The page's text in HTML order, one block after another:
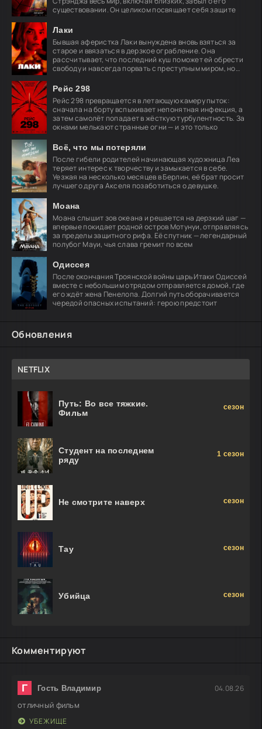
существовании. Он целиком посвящает себя защите
Лаки
Бывшая аферистка Лаки вынуждена вновь взяться за
старое и ввязаться в дерзкое ограбление. Она
рассчитывает, что последний куш поможет ей обрести
свободу и навсегда порвать с преступным миром, но
Рейс 298
Рейс 298 превращается в летающую камеру пыток:
сначала на борту вспыхивает непонятная инфекция, а
затем самолёт попадает в жёсткую турбулентность. За
окнами мелькают странные огни — и это только
Всё, что мы потеряли
После гибели родителей начинающая художница Леа
теряет интерес к творчеству и замыкается в себе.
Уезжая на несколько месяцев в Берлин, её брат просит
лучшего друга Акселя позаботиться о девушке.
Моана
Моана слышит зов океана и решается на дерзкий шаг —
впервые покидает родной остров Мотунуи, отправляясь
за пределы защитного рифа. Её спутник — легендарный
полубог Мауи, чья слава гремит по всем
Одиссея
После окончания Троянской войны царь Итаки Одиссей
вместе с небольшим отрядом отправляется домой, где
его ждёт жена Пенелопа. Долгий путь оборачивается
чередой опасных испытаний: герою предстоит
Обновления
NETFLIX
Путь: Во все тяжкие.
Фильм
сезон
Студент на последнем
ряду
1 сезон
Не смотрите наверх сезон
Тау сезон
Убийца сезон
Комментируют
Г Гость Владимир 04.08.26
отличный фильм
УБЕЖИЩЕ